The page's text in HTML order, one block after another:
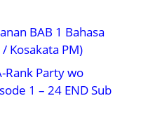
BAB 1 Bahasa
Kosakata PM)
Rank Party wo
1 – 24 END Sub